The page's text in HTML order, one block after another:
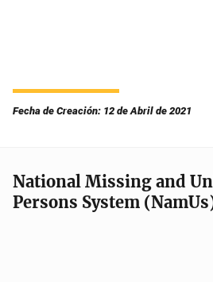
Fecha de Creación: 12 de Abril de 2021
National Missing and
Persons System